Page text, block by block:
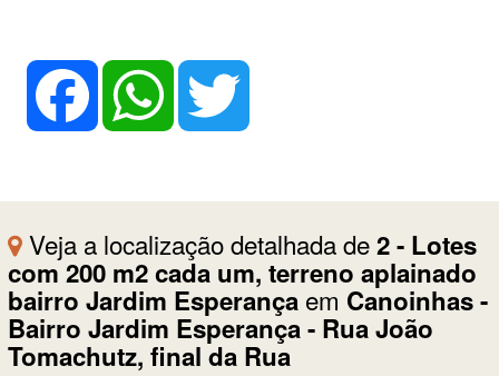
Facebook WhatsApp
Veja a localização detalhada de2 - Lotes
com 200 m2 cada um, terreno aplainado
bairro Jardim Esperançaem Canoinhas -
Bairro Jardim Esperança - Rua João
Tomachutz, final da Rua